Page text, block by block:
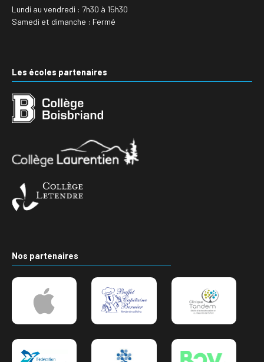
Lundi au vendredi : 7h30 à 15h30
Samedi et dimanche : Fermé
Les écoles partenaires
Nos partenaires